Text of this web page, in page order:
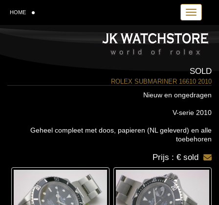
Toggle
HOME
SOLD
ROLEX SUBMARINER 16610 2010
Nieuw en ongedragen
V-serie 2010
Geheel compleet met doos, papieren (NL geleverd) en alle
toebehoren
Prijs : € sold